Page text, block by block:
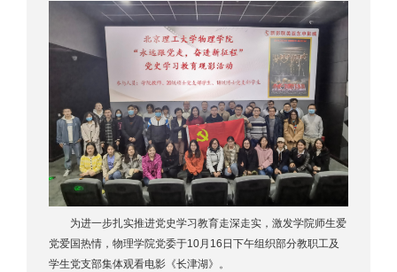
为进一步扎实推进党史学习教育走深走实，激发学院师生爱
党爱国热情，物理学院党委于10月16日下午组织部分教职工及
学生党支部集体观看电影《长津湖》。